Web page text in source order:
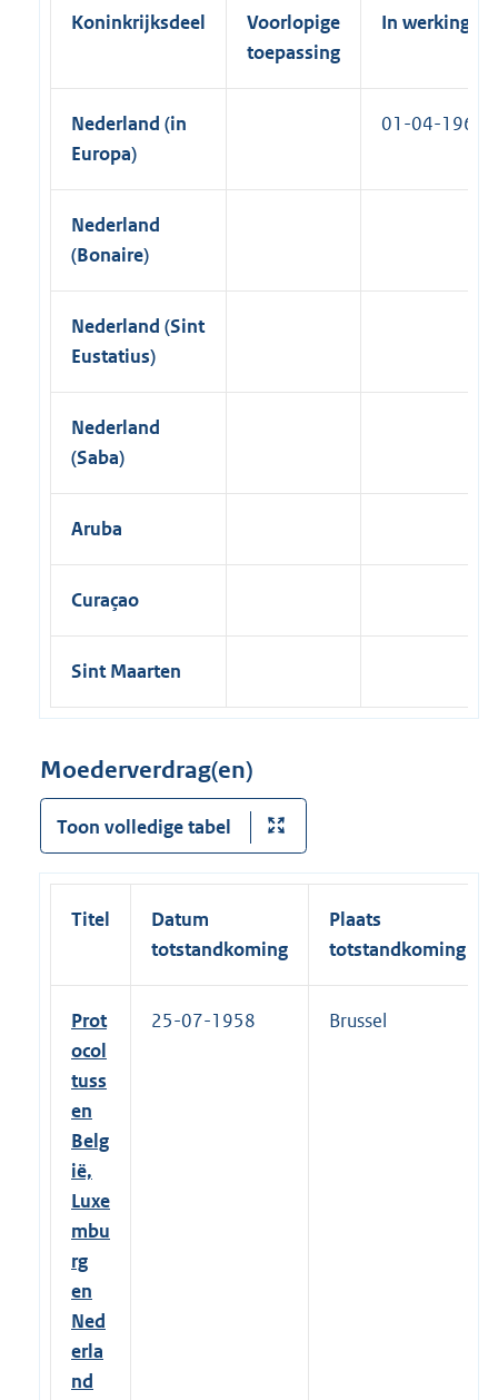
)
l
)
Koninkrijksdeel
Voorlopige
toepassing
In werking
Nederland (in
Europa)
01-04-1965
Nederland
(Bonaire)
Nederland (Sint
Eustatius)
Nederland
(Saba)
Aruba
Curaçao
Sint Maarten
Moederverdrag(en)
Toon volledige tabel
Titel
Datum
totstandkoming
Plaats
totstandkoming
Prot
ocol
tuss
en
Belg
ië,
Luxe
mbu
rg
en
Ned
erla
nd
25-07-1958 Brussel